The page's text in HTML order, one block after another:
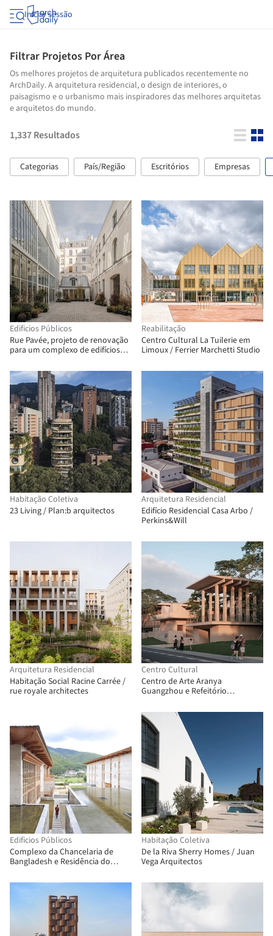
Iniciar sessão
Filtrar Projetos Por Área
Os melhores projetos de arquitetura publicados recentemente no
ArchDaily. A arquitetura residencial, o design de interiores, o
paisagismo e o urbanismo mais inspiradores das melhores arquitetas
e arquitetos do mundo.
1,337Resultados
Categorias País/Região Escritórios Empresas
Edificios Públicos
Rue Pavée, projeto de renovação
para um complexo de edifícios
Architectes
Reabilitação
Centro Cultural La Tuilerie em
Limoux / Ferrier Marchetti Studio
Habitação Coletiva
23 Living / Plan:b arquitectos
Arquitetura Residencial
Edifício Residencial Casa Arbo /
Perkins&Will
Arquitetura Residencial
Habitação Social Racine Carrée /
rue royale architectes
Centro Cultural
Centro de Arte Aranya
Guangzhou e Refeitório
Edificios Públicos
Complexo da Chancelaria de
Bangladesh e Residência do
Habitação Coletiva
De la Riva Sherry Homes / Juan
Vega Arquitectos